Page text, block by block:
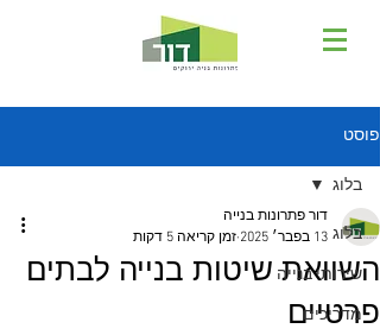
פוסט
בלוג
שירותי בנייה
מדריכים
בלוג
השוואת שיטות בנייה לבתים
פרטיים
דור פתרונות בנייה
13 בפבר׳ 2025
זמן קריאה 5 דקות